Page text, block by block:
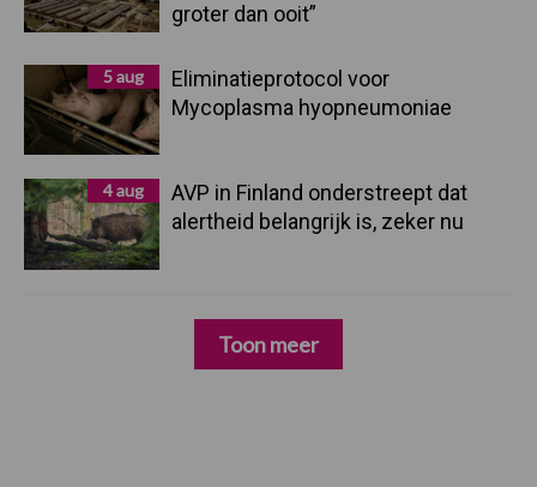
groter dan ooit”
5 aug
Eliminatieprotocol voor
Mycoplasma hyopneumoniae
4 aug
AVP in Finland onderstreept dat
alertheid belangrijk is, zeker nu
Toon meer